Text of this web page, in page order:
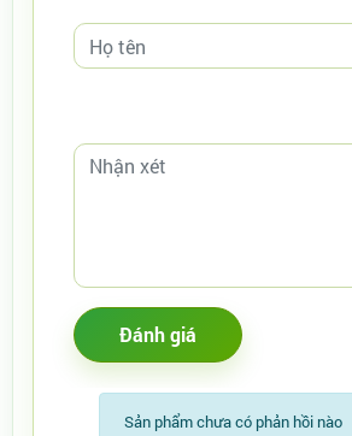
Sản phẩm chưa có phản hồi nào